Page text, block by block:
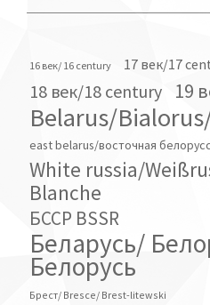
16 век/ 16 century 17 век/17
18 век/18 century 19
Belarus/
east belarus/восточная
White russia/
Blanche
БССР BSSR
Беларусь/
Белорусь
Брест/ Bresce/ Brest-litewski